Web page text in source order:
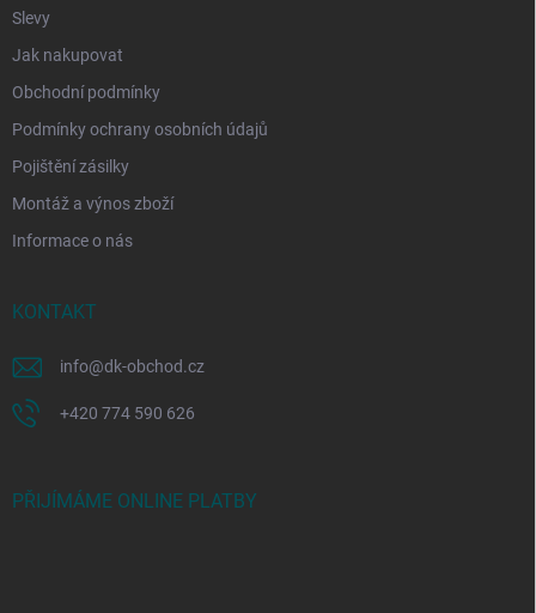
Slevy
Jak nakupovat
Obchodní podmínky
Podmínky ochrany osobních údajů
Pojištění zásilky
Montáž a výnos zboží
Informace o nás
KONTAKT
info@dk-obchod.cz
+420 774 590 626
PŘIJÍMÁME ONLINE PLATBY